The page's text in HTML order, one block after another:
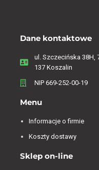
Dane kontaktowe
ul. Szczecińska 38H,
137 Koszalin
NIP 669-252-00-19
Menu
Informacje o firmie
Koszty dostawy
Sklep on-line